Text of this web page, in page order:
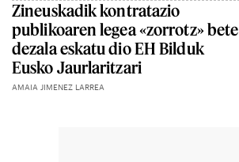
Zineuskadik kontratazio
publikoaren legea «zorrotz» bete
dezala eskatu dio EH Bilduk
Eusko Jaurlaritzari
AMAIA JIMENEZ LARREA